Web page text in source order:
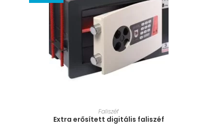
MÉRET VÁLASZTÁSA
Faliszéf
Extra erősített digitális faliszéf